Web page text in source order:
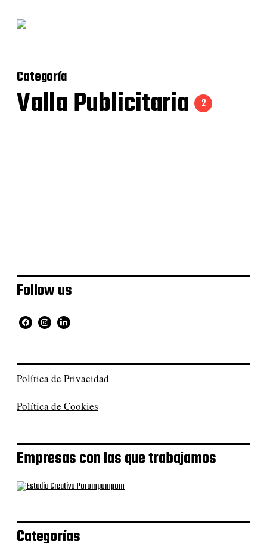
Categoría
Valla Publicitaria 2
Follow us
Política de Privacidad
Política de Cookies
Empresas con las que trabajamos
Categorías